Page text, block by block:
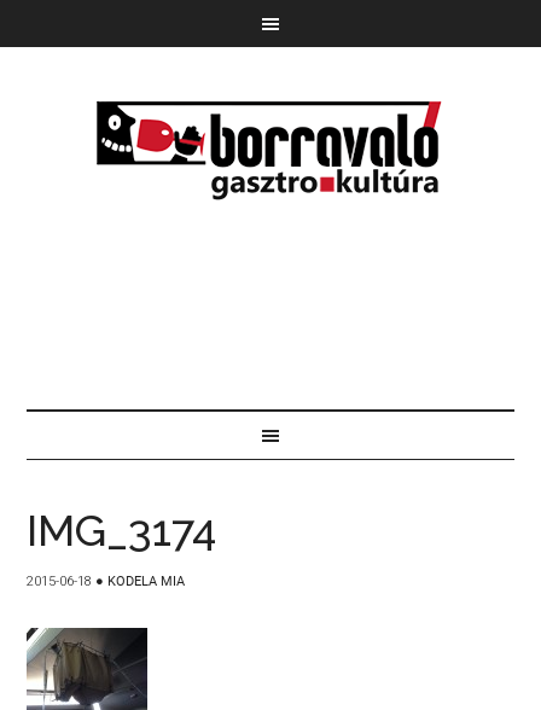
IMG_3174
2015-06-18 ● KODELA MIA